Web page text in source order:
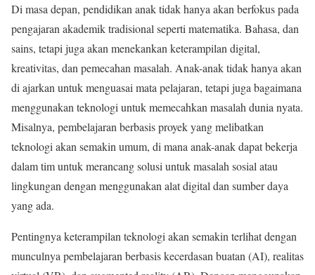
Di masa depan, pendidikan anak tidak hanya akan berfokus pada
pengajaran akademik tradisional seperti matematika. Bahasa, dan
sains, tetapi juga akan menekankan keterampilan digital,
kreativitas, dan pemecahan masalah. Anak-anak tidak hanya akan
di ajarkan untuk menguasai mata pelajaran, tetapi juga bagaimana
menggunakan teknologi untuk memecahkan masalah dunia nyata.
Misalnya, pembelajaran berbasis proyek yang melibatkan
teknologi akan semakin umum, di mana anak-anak dapat bekerja
dalam tim untuk merancang solusi untuk masalah sosial atau
lingkungan dengan menggunakan alat digital dan sumber daya
yang ada.
Pentingnya keterampilan teknologi akan semakin terlihat dengan
munculnya pembelajaran berbasis kecerdasan buatan (AI), realitas